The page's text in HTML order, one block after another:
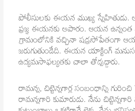
పోలీసులకు ఈయన ముఖ్య స్నేహితుడు.
ప్రజ్ఞ ఈయనకు అపారం. ఆయన ఉన్నంత
గ్రామంలోనికి వచ్చినా షడ్రసోపేతంగా
జరుగుతుండేది. ఈయన యాక్టింగ్
ఉద్యమసాఫల్యతకు చాలా తోడ్పడ్డారు.
రామన్న, చిట్టెన్నగార్ల సంబంధాన్ని
రామన్నగారి కుమారుడు. నేను